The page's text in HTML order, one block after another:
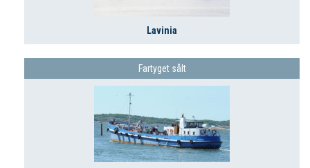
Lavinia
Fartyget sålt